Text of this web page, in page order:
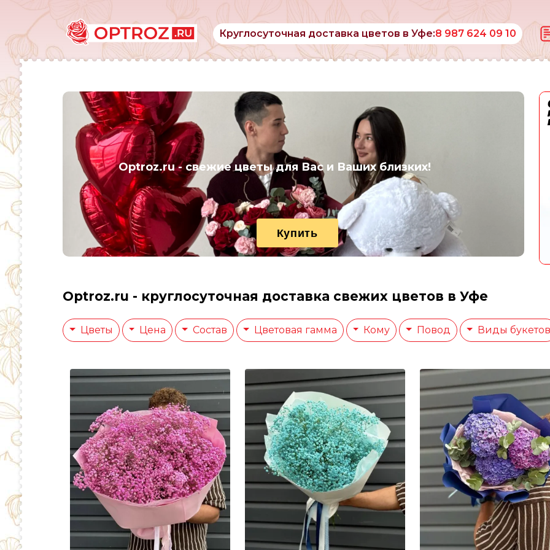
Круглосуточная доставка цветов в Уфе:8 987 624 09 10
Optroz.ru- свежие цветы для Вас и Ваших близких!
Купить
Optroz.ru - круглосуточная доставка свежих цветов в Уфе
Цветы Цена Состав Цветовая гамма Кому Повод Виды букетов